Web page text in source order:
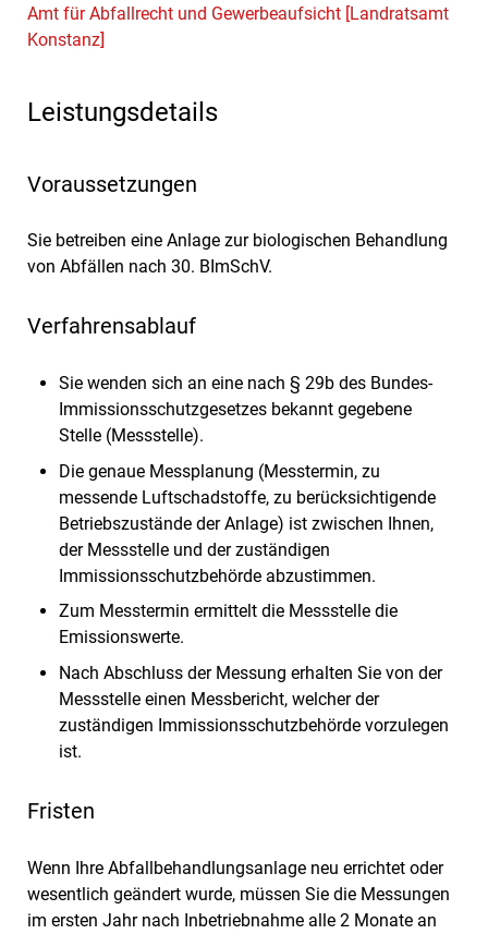
Amt für Abfallrecht und Gewerbeaufsicht [Landratsamt
Konstanz]
Leistungsdetails
Voraussetzungen
Sie betreiben eine Anlage zur biologischen Behandlung
von Abfällen nach 30. BImSchV.
Verfahrensablauf
Sie wenden sich an eine nach § 29b des Bundes-
Immissionsschutzgesetzes bekannt gegebene
Stelle (Messstelle).
Die genaue Messplanung (Messtermin, zu
messende Luftschadstoffe, zu berücksichtigende
Betriebszustände der Anlage) ist zwischen Ihnen,
der Messstelle und der zuständigen
Immissionsschutzbehörde abzustimmen.
Zum Messtermin ermittelt die Messstelle die
Emissionswerte.
Nach Abschluss der Messung erhalten Sie von der
Messstelle einen Messbericht, welcher der
zuständigen Immissionsschutzbehörde vorzulegen
ist.
Fristen
Wenn Ihre Abfallbehandlungsanlage neu errichtet oder
wesentlich geändert wurde, müssen Sie die Messungen
im ersten Jahr nach Inbetriebnahme alle 2 Monate an